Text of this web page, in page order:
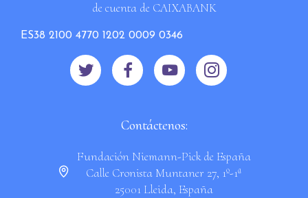
de cuenta de CAIXABANK
ES38 2100 4770 1202 0009 0346
Contáctenos:
Fundación Niemann-Pick de España
Calle Cronista Muntaner 27, 1º-1ª
25001 Lleida, España